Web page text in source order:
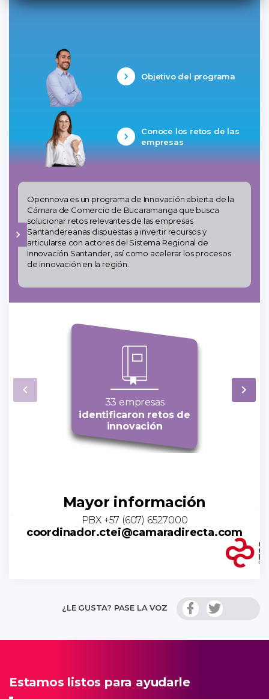
Objetivo del programa
Conoce los retos de las
empresas
Opennova es un programa de Innovación abierta de la
Cámara de Comercio de Bucaramanga que busca
solucionar retos relevantes de las empresas
Santandereanas dispuestas a invertir recursos y
articularse con actores del Sistema Regional de
Innovación Santander, así como acelerar los procesos
de innovación en la región.
33 empresas
identificaron retos de
innovación
Mayor información
PBX +57 (607) 6527000
coordinador.ctei@camaradirecta.com
¿LE GUSTA? PASE LA VOZ
Estamos listos para ayudarle